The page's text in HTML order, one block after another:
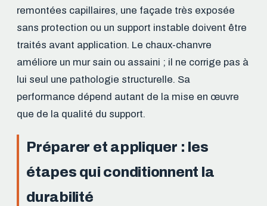
remontées capillaires, une façade très exposée
sans protection ou un support instable doivent être
traités avant application. Le chaux-chanvre
améliore un mur sain ou assaini ; il ne corrige pas à
lui seul une pathologie structurelle. Sa
performance dépend autant de la mise en œuvre
que de la qualité du support.
Préparer et appliquer : les
étapes qui conditionnent la
durabilité